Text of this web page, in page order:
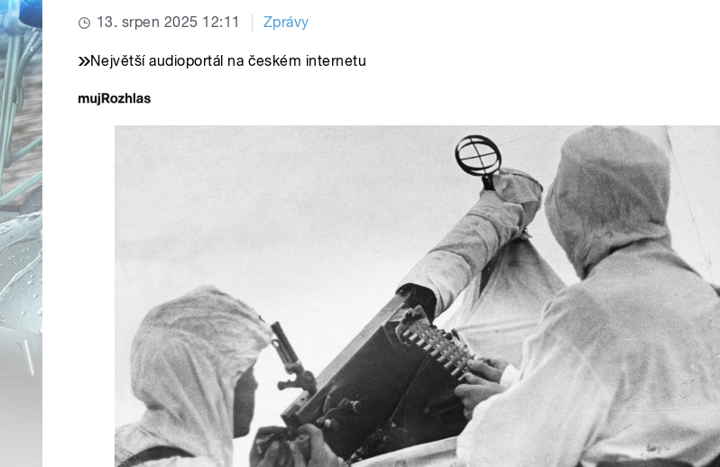
13. srpen 2025 12:11 Zprávy
Největší audioportál na českém internetu